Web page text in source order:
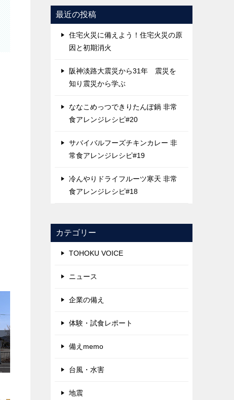
最近の投稿
住宅火災に備えよう！住宅火災の原
因と初期消火
阪神淡路大震災から31年 震災を
知り震災から学ぶ
ななこめっつできりたんぽ鍋 非常
食アレンジレシピ#20
サバイバルフーズチキンカレー 非
常食アレンジレシピ#19
冷んやりドライフルーツ寒天 非常
食アレンジレシピ#18
カテゴリー
TOHOKU VOICE
ニュース
企業の備え
体験・試食レポート
備えmemo
台風・水害
地震